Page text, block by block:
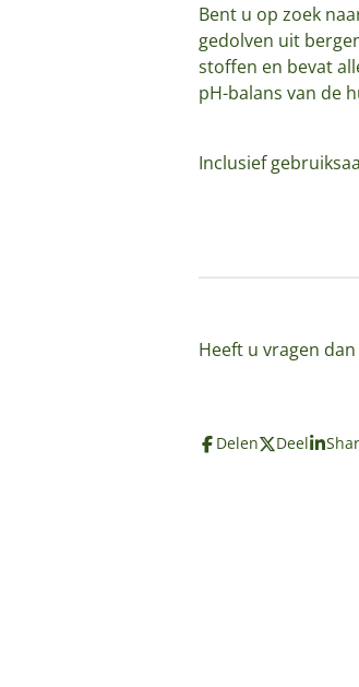
Bent u op zoek
gedolven uit
stoffen en bevat
pH-balans van de
Inclusief
Heeft u vragen
Delen Deel